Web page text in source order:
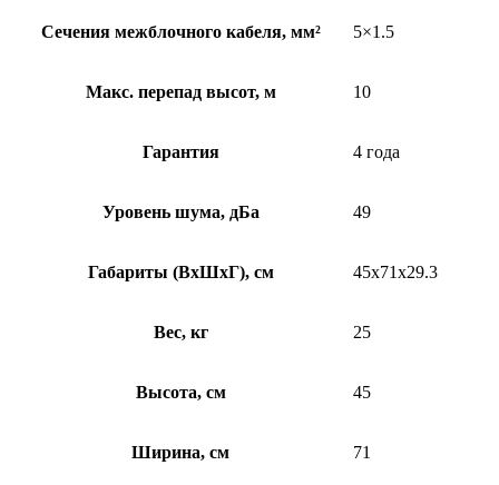
Сечения межблочного кабеля, мм² 5×1.5
Макс. перепад высот, м 10
Гарантия 4 года
Уровень шума, дБа 49
Габариты (ВхШхГ), см 45x71x29.3
Вес, кг 25
Высота, см 45
Ширина, см 71